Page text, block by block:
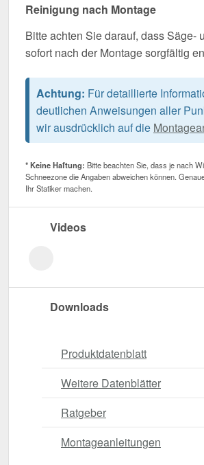
Reinigung nach Montage
Bitte achten Sie darauf, dass Säge-
sofort nach der Montage sorgfältig
Achtung: Für detaillierte
deutlichen Anweisungen aller
wir ausdrücklich auf die
* Keine Haftung: Bitte beachten Sie, dass je nach
Schneezone die Angaben abweichen können.
Ihr Statiker machen.
Videos
Downloads
Produktdatenblatt
Weitere Datenblätter
Ratgeber
Montageanleitungen